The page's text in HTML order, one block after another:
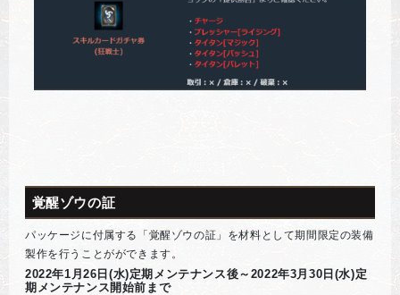
覚醒ゾウの証
パッケージに付属する「覚醒ゾウの証」を材料として期間限定の装備
製作を行うことがができます。
2022年1月26日(水)定期メンテナンス後～2022年3月30日(水)定
期メンテナンス開始前まで